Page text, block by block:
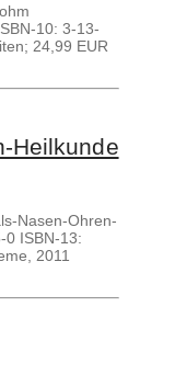
10: 3-13-
24,99 EUR
Heilkunde
Nasen-Ohren-
0 ISBN-13:
2011